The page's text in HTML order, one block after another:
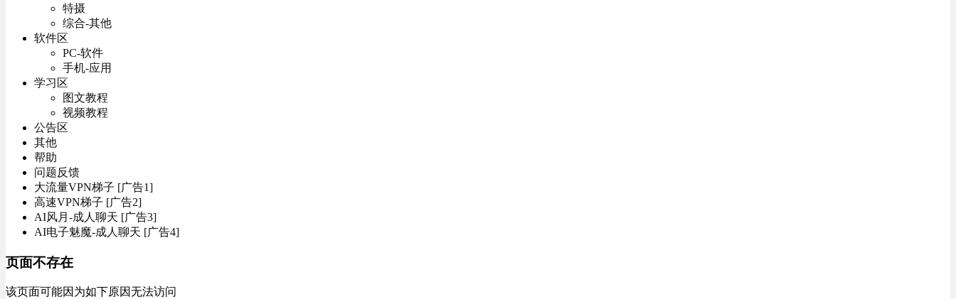
特摄
综合-其他
软件区
PC-软件
手机-应用
学习区
图文教程
视频教程
公告区
其他
帮助
问题反馈
大流量VPN梯子 [广告1]
高速VPN梯子 [广告2]
AI风月-成人聊天 [广告3]
AI电子魅魔-成人聊天 [广告4]
页面不存在
该页面可能因为如下原因无法访问